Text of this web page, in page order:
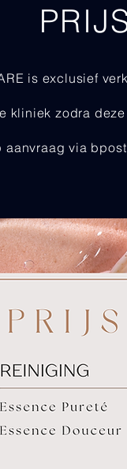
is exclusief
kliniek zodra
via